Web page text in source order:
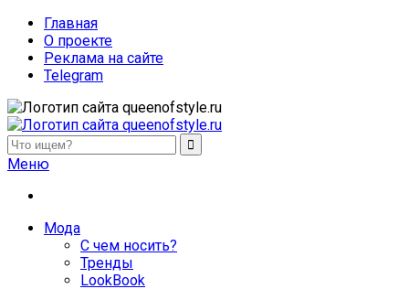
Главная
О проекте
Реклама на сайте
Telegram
queenofstyle.ru
Женский сайт о моде и красоте. Истории преображения и
похудения, отзывы о процедурах и косметике
Меню
Мода
С чем носить?
Тренды
LookBook